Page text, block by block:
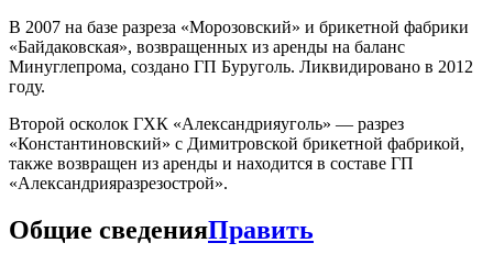
В 2007 на базе разреза «Морозовский» и брикетной фабрики
«Байдаковская», возвращенных из аренды на баланс
Минуглепрома, создано ГП Буруголь. Ликвидировано в 2012
году.
Второй осколок ГХК «Александрияуголь» — разрез
«Константиновский» с Димитровской брикетной фабрикой,
также возвращен из аренды и находится в составе ГП
«Александрияразрезострой».
Общие сведенияПравить